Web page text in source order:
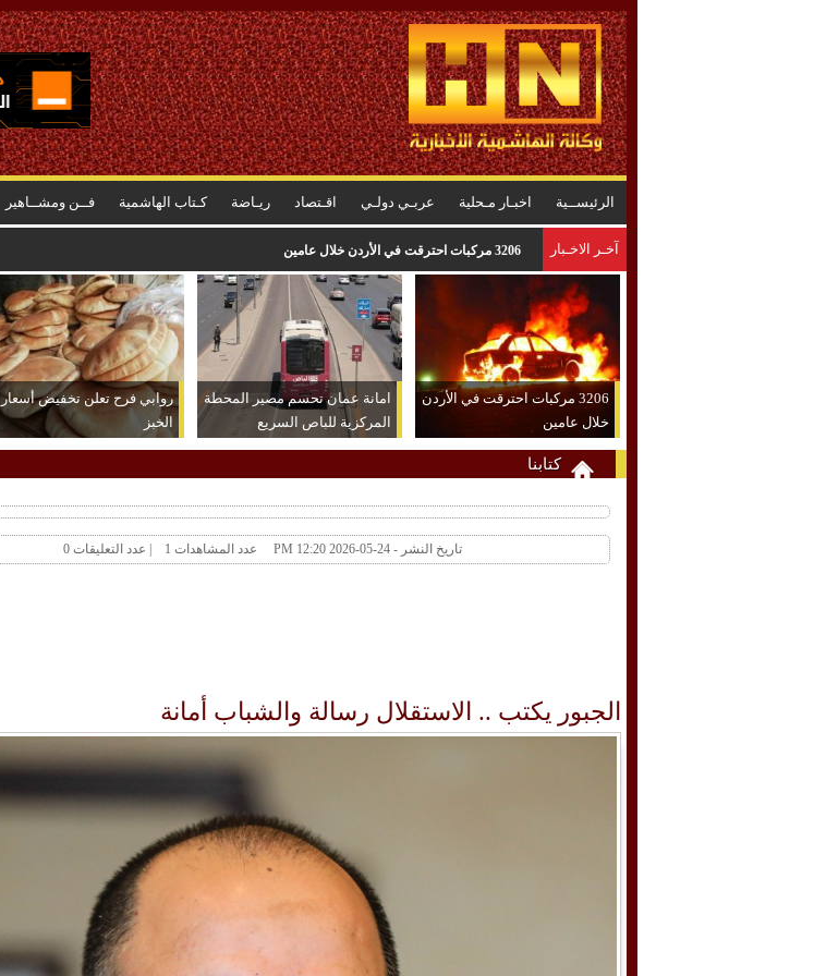
الرئيســية اخبـار مـحلية عربـي دولـي اقـتصاد ريـاضة كـتاب الهاشمية فــن ومشــاهير
آخـر الاخـبار الأميرة آية بنت فيصل نائباً لرئيس اتحاد غرب آسيا للكرة الطائرة
3206 مركبات احترقت في الأردن
خلال عامين
امانة عمان تحسم مصير المحطة
المركزية للباص السريع
روابي فرح تعلن تخفيض أسعار
الخبز
كتابنا
تاريخ النشر - 24-05-2026 12:20 PM عدد المشاهدات 1 | عدد التعليقات 0
الجبور يكتب .. الاستقلال رسالة والشباب أمانة